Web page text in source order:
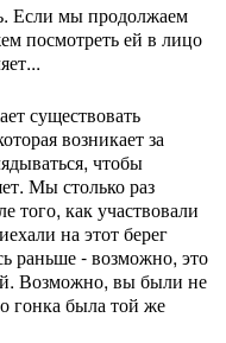
Если мы продолжаем
посмотреть ей в лицо
существовать
возникает за
чтобы
Мы столько раз
того, как участвовали
на этот берег
раньше - возможно, это
Возможно, вы были не
гонка была той же